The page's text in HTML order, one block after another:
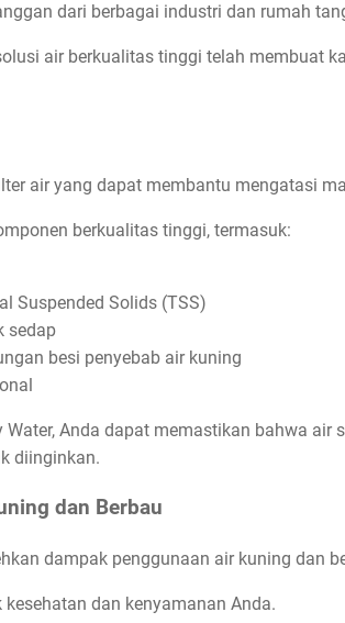
dari berbagai industri dan rumah
air berkualitas tinggi telah membuat
air yang dapat membantu mengatasi
berkualitas tinggi, termasuk:
Suspended Solids (TSS)
sedap
besi penyebab air kuning
Anda dapat memastikan bahwa air
diinginkan.
dan Berbau
dampak penggunaan air kuning dan
dan kenyamanan Anda.